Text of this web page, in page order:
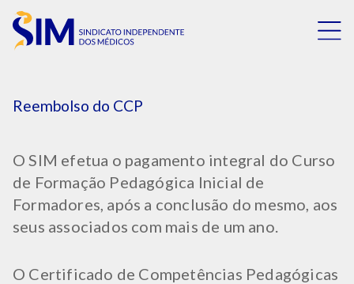
Reembolso do CCP
O SIM efetua o pagamento integral do Curso
de Formação Pedagógica Inicial de
Formadores, após a conclusão do mesmo, aos
seus associados com mais de um ano.
O Certificado de Competências Pedagógicas